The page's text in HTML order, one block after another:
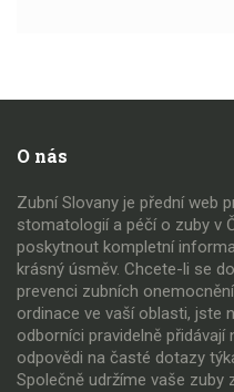
O nás
Zubní Slovany je přední web
stomatologií a péčí o zuby v
poskytnout kompletní
krásný úsměv. Chcete-li se
prevenci zubních
ordinace ve vaší oblasti, jste
odborníci pravidelně přidávají
odpovědi na časté dotazy
Společně udržíme vaše zuby